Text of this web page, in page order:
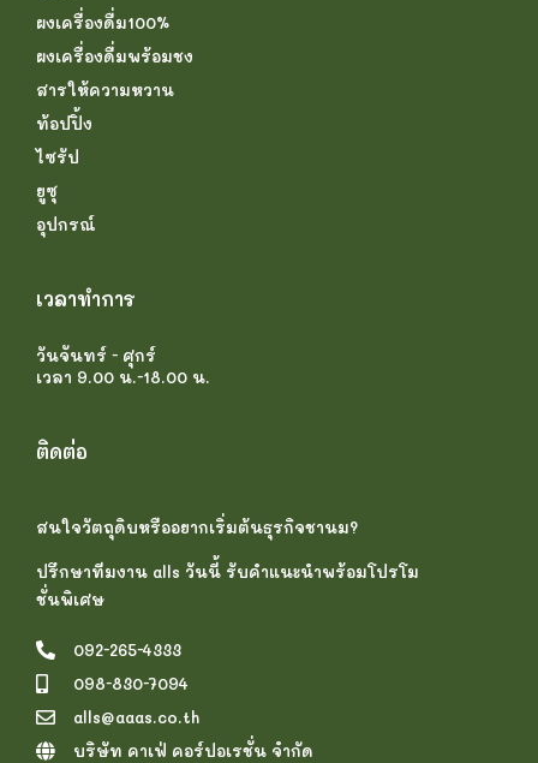
ผงเครื่องดื่ม100%
ผงเครื่องดื่มพร้อมชง
สารให้ความหวาน
ท้อปปิ้ง
ไซรัป
ยูซุ
อุปกรณ์
เวลาทำการ
วันจันทร์ - ศุกร์
เวลา 9.00 น.-18.00 น.
ติดต่อ
สนใจวัตถุดิบหรืออยากเริ่มต้นธุรกิจชานม?
ปรึกษาทีมงาน alls วันนี้ รับคำแนะนำพร้อมโปรโม
ชั่นพิเศษ
092-265-4333
098-830-7094
alls@aaas.co.th
บริษัท คาเฟ่ คอร์ปอเรชั่น จำกัด